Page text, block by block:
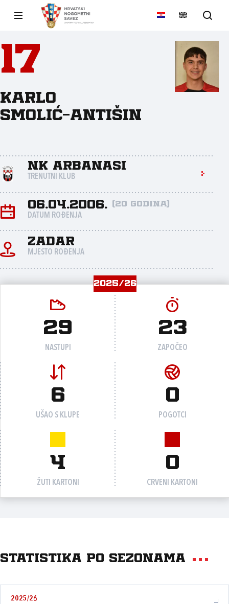
17
Karlo
Smolić-Antišin
NK Arbanasi
TRENUTNI KLUB
06.04.2006. (20 godina)
DATUM ROĐENJA
Zadar
MJESTO ROĐENJA
2025/26
29
NASTUPI
23
ZAPOČEO
6
UŠAO S KLUPE
0
POGOTCI
4
ŽUTI KARTONI
0
CRVENI KARTONI
Statistika po sezonama
2025/26